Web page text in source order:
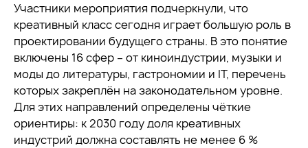
Участники мероприятия подчеркнули, что
креативный класс сегодня играет большую роль в
проектировании будущего страны. В это понятие
включены 16 сфер – от киноиндустрии, музыки и
моды до литературы, гастрономии и IT, перечень
которых закреплён на законодательном уровне.
Для этих направлений определены чёткие
ориентиры: к 2030 году доля креативных
индустрий должна составлять не менее 6 %